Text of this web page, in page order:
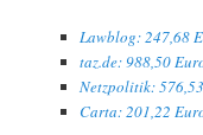
Lawblog: 247,68
taz.de: 988,50
Netzpolitik:
Carta: 201,22